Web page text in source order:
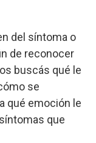
del síntoma o
de reconocer
buscás qué le
se
qué emoción le
que